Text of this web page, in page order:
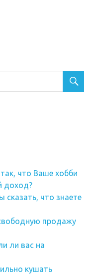
что Ваше хобби
доход?
сказать, что знаете
продажу
ли вас на
кушать